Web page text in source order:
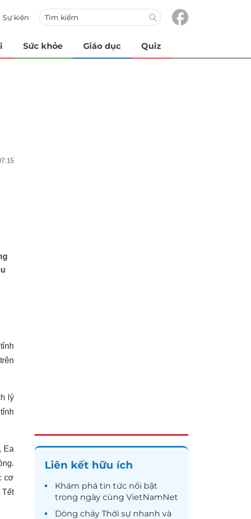
Sự kiện
Sức khỏe Giáo dục Quiz
lý
Ea
cơ
Liên kết hữu ích
Khám phá tin tức nổi bật
trong ngày cùng VietNamNet
Dòng chảy Thời sự nhanh và